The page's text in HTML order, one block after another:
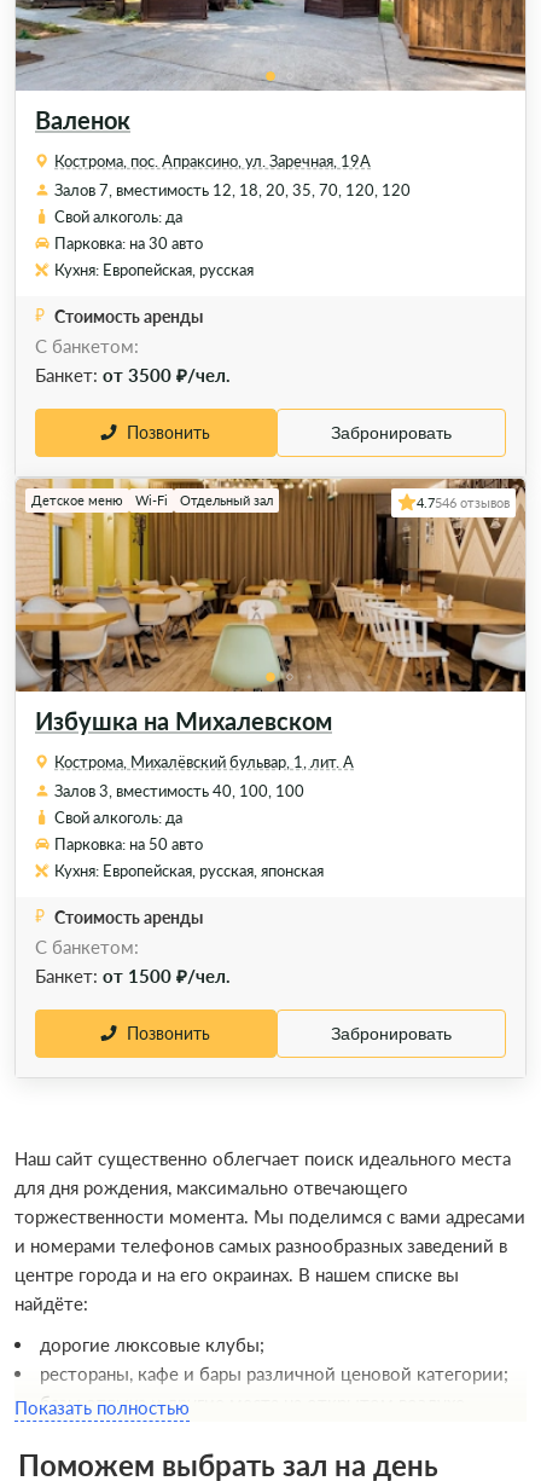
Валенок
Кострома, пос. Апраксино, ул. Заречная, 19А
Залов 7, вместимость 12, 18, 20, 35, 70, 120, 120
Свой алкоголь: да
Парковка: на 30 авто
Кухня: Европейская, русская
Стоимость аренды
С банкетом:
Банкет: от 3500 ₽/чел.
Позвонить Забронировать
Избушка на Михалевском
Детское меню Wi-Fi Отдельный зал 4.7546 отзывов
Кострома, Михалёвский бульвар, 1, лит. А
Залов 3, вместимость 40, 100, 100
Свой алкоголь: да
Парковка: на 50 авто
Кухня: Европейская, русская, японская
Стоимость аренды
С банкетом:
Банкет: от 1500 ₽/чел.
Позвонить Забронировать
Наш сайт существенно облегчает поиск идеального места
для дня рождения, максимально отвечающего
торжественности момента. Мы поделимся с вами адресами
и номерами телефонов самых разнообразных заведений в
центре города и на его окраинах. В нашем списке вы
найдёте:
дорогие люксовые клубы;
рестораны, кафе и бары различной ценовой категории;
базы отдыха и другие места на открытом воздухе.
сможете быстро подобрать и снять в аренду лучшую
Показать полностью
Поможем выбрать зал на день